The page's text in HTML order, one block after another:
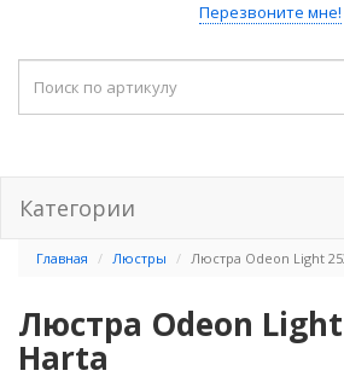
Перезвоните мне!
Категории
Главная Люстры Люстра Odeon Light
Люстра Odeon
Harta